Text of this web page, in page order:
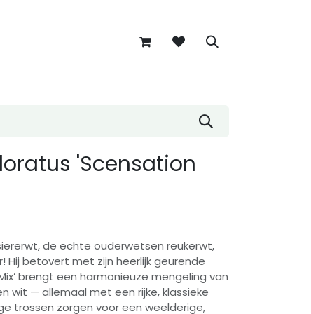
'Scensation
de echte ouderwetsen reukerwt,
Hij betovert met zijn heerlijk geurende
brengt een harmonieuze mengeling van
wit — allemaal met een rijke, klassieke
trossen zorgen voor een weelderige,